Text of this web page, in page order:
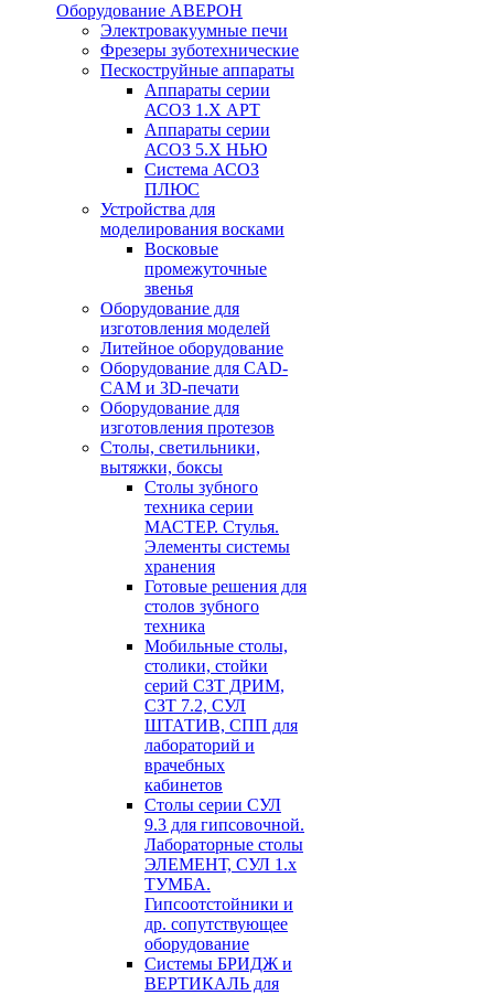
Оборудование АВЕРОН
Электровакуумные печи
Фрезеры зуботехнические
Пескоструйные аппараты
Аппараты серии
АСОЗ 1.Х АРТ
Аппараты серии
АСОЗ 5.Х НЬЮ
Система АСОЗ
ПЛЮС
Устройства для
моделирования восками
Восковые
промежуточные
звенья
Оборудование для
изготовления моделей
Литейное оборудование
Оборудование для CAD-
CAM и 3D-печати
Оборудование для
изготовления протезов
Cтолы, светильники,
вытяжки, боксы
Столы зубного
техника серии
МАСТЕР. Стулья.
Элементы системы
хранения
Готовые решения для
столов зубного
техника
Мобильные столы,
столики, стойки
серий СЗТ ДРИМ,
СЗТ 7.2, СУЛ
ШТАТИВ, СПП для
лабораторий и
врачебных
кабинетов
Столы серии СУЛ
9.3 для гипсовочной.
Лабораторные столы
ЭЛЕМЕНТ, СУЛ 1.х
ТУМБА.
Гипсоотстойники и
др. сопутствующее
оборудование
Системы БРИДЖ и
ВЕРТИКАЛЬ для